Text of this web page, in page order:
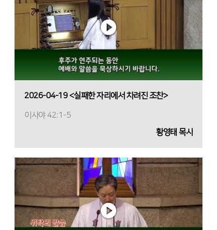
2026-04-19 <실패한 자리에서 차려진 조찬>
이사야 42:1-5
황영태 목사